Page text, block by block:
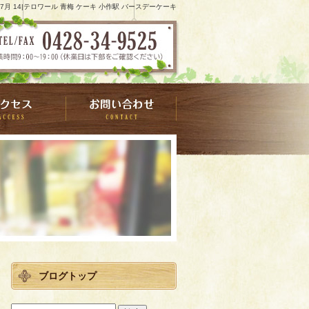
月 14|テロワール 青梅 ケーキ 小作駅 バースデーケーキ
ブログトップ